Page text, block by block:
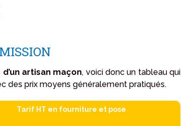
artisan maçon, voici donc un tableau qui
des prix moyens généralement pratiqués.
Tarif HT en fourniture et pose